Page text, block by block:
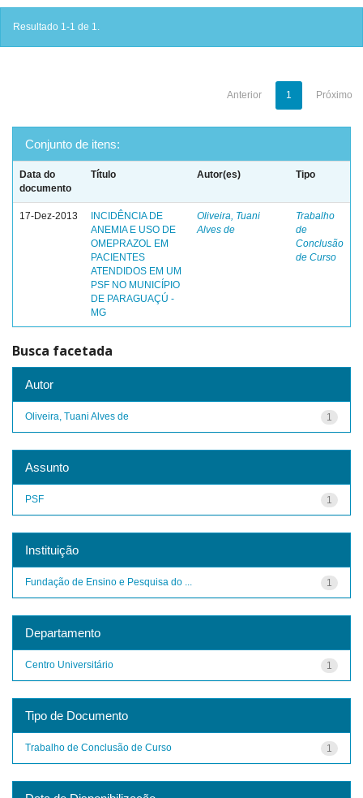
Resultado 1-1 de 1.
Anterior 1 Próximo
Conjunto de itens:
Data do
documento
Título Autor(es) Tipo
17-Dez-2013
INCIDÊNCIA DE
ANEMIA E USO DE
OMEPRAZOL EM
PACIENTES
ATENDIDOS EM UM
PSF NO MUNICÍPIO
DE PARAGUAÇÚ -
MG
Oliveira, Tuani
Alves de
Trabalho
de
Conclusão
de Curso
Busca facetada
Autor
1
Oliveira, Tuani Alves de
Assunto
1
PSF
Instituição
1
Fundação de Ensino e Pesquisa do ...
Departamento
1
Centro Universitário
Tipo de Documento
1
Trabalho de Conclusão de Curso